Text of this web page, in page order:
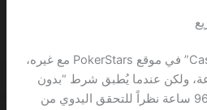
عند مقارنة سرعة الـ “Cashout” في موقع PokerStars مع غيره،
المتوسط هو 48 ساعة، ولكن عندما يُطبق شرط “بدون
إيداع”، يتضاعف الوقت إلى 96 ساعة نظراً للتحقق اليدوي من